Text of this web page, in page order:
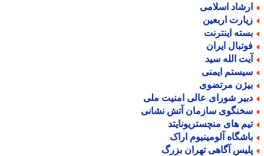
اسلامی
اربعین
اینترنت
ایران
الله سید
ایمنی
مرتضوی
شورای عالی امنیت ملی
سازمان آتش نشانی
های منچستریونایتد
آلومینیوم اراک
آگاهی تهران بزرگ